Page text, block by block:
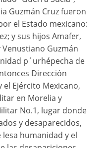
Guzmán Cruz fueron
el Estado mexicano:
y sus hijos Amafer,
Guzmán
p´urhépecha de
Dirección
el Ejército Mexicano,
en Morelia y
No.1, lugar donde
y desaparecidos,
humanidad y el